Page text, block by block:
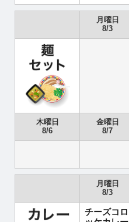
月曜日
8/3
木曜日
8/6
金曜日
8/7
月曜日
8/3
チーズコロ